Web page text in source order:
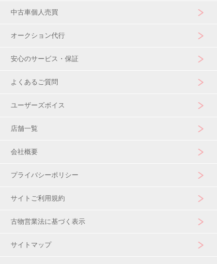
中古車個人売買
オークション代行
安心のサービス・保証
よくあるご質問
ユーザーズボイス
店舗一覧
会社概要
プライバシーポリシー
サイトご利用規約
古物営業法に基づく表示
サイトマップ